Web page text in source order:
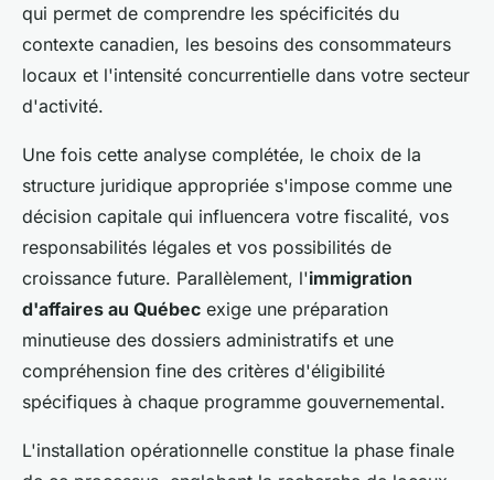
qui permet de comprendre les spécificités du
contexte canadien, les besoins des consommateurs
locaux et l'intensité concurrentielle dans votre secteur
d'activité.
Une fois cette analyse complétée, le choix de la
structure juridique appropriée s'impose comme une
décision capitale qui influencera votre fiscalité, vos
responsabilités légales et vos possibilités de
croissance future. Parallèlement, l'immigration
d'affaires au Québec exige une préparation
minutieuse des dossiers administratifs et une
compréhension fine des critères d'éligibilité
spécifiques à chaque programme gouvernemental.
L'installation opérationnelle constitue la phase finale